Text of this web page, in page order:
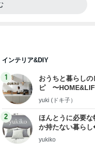
インテリア&DIY
1
おうちと暮らしの
ピ 〜
yuki (ドキ子）
2
ほんとうに必要な
か持たない暮ら
ep Life Simple◆
yukiko